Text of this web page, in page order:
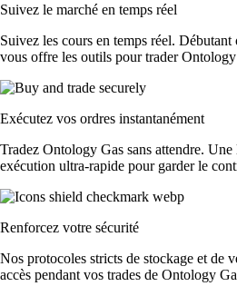
Suivez le marché en temps réel
Suivez les cours en temps réel.
vous offre les outils pour trader
Exécutez vos ordres instantanément
Tradez Ontology Gas sans attendre.
exécution ultra-rapide pour garder le
Renforcez votre sécurité
Nos protocoles stricts de stockage et de
accès pendant vos trades de Ontology